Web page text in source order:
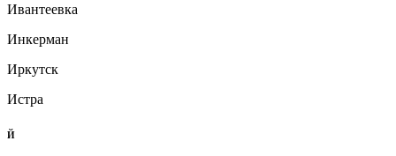
Ивантеевка
Инкерман
Иркутск
Истра
Й